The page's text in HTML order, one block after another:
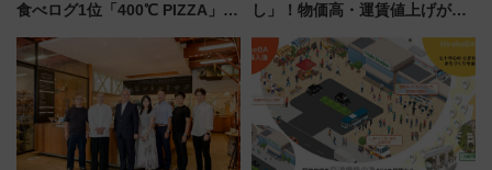
食べログ1位「400℃ PIZZA」が
プン。もつ鍋風など限定メニュ
ーも
し」！物価高・運賃値上げが財
りたいけど……【WILLER お盆
帰省動向調査】